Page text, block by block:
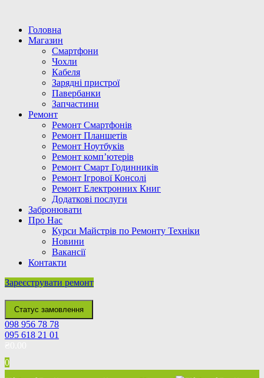
Головна
Магазин
Смартфони
Чохли
Кабеля
Зарядні пристрої
Павербанки
Запчастини
Ремонт
Ремонт Смартфонів
Ремонт Планшетів
Ремонт Ноутбуків
Ремонт комп’ютерів
Ремонт Смарт Годинників
Ремонт Ігрової Консолі
Ремонт Електронних Книг
Додаткові послуги
Забронювати
Про Нас
Курси Майстрів по Ремонту Техніки
Новини
Вакансії
Контакти
Зареєструвати ремонт
Статус замовлення
098 956 78 78
095 618 21 01
0